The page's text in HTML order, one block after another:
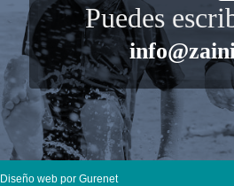
Puedes
Diseño webpor Gurenet